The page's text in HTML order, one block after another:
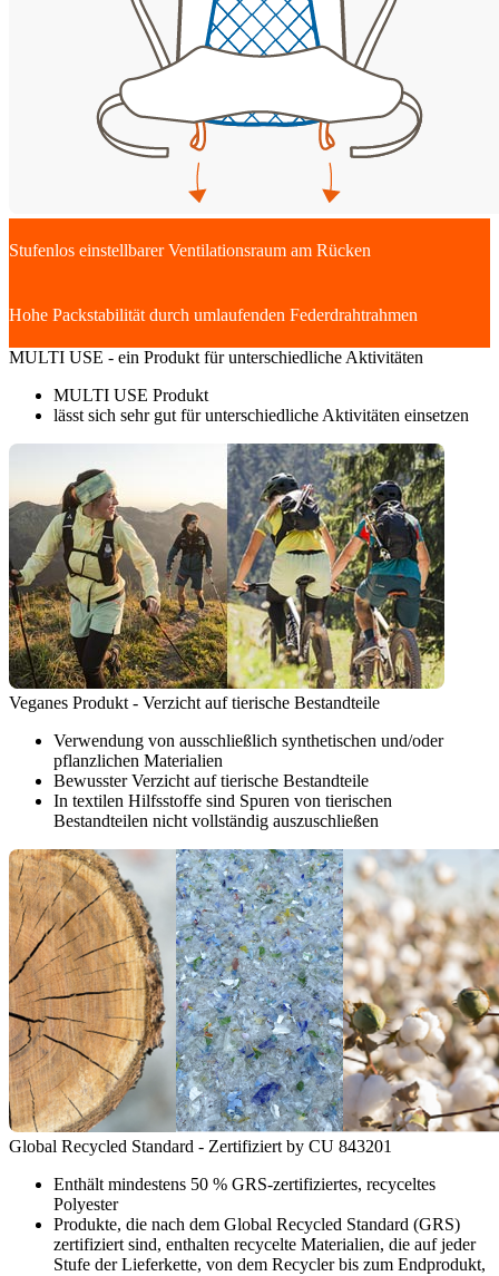
Stufenlos einstellbarer Ventilationsraum am Rücken
Hohe Packstabilität durch umlaufenden Federdrahtrahmen
MULTI USE - ein Produkt für unterschiedliche Aktivitäten
MULTI USE Produkt
lässt sich sehr gut für unterschiedliche Aktivitäten einsetzen
Veganes Produkt - Verzicht auf tierische Bestandteile
Verwendung von ausschließlich synthetischen und/oder
pflanzlichen Materialien
Bewusster Verzicht auf tierische Bestandteile
In textilen Hilfsstoffe sind Spuren von tierischen
Bestandteilen nicht vollständig auszuschließen
Global Recycled Standard - Zertifiziert by CU 843201
Enthält mindestens 50 % GRS-zertifiziertes, recyceltes
Polyester
Produkte, die nach dem Global Recycled Standard (GRS)
zertifiziert sind, enthalten recycelte Materialien, die auf jeder
Stufe der Lieferkette, von dem Recycler bis zum Endprodukt,